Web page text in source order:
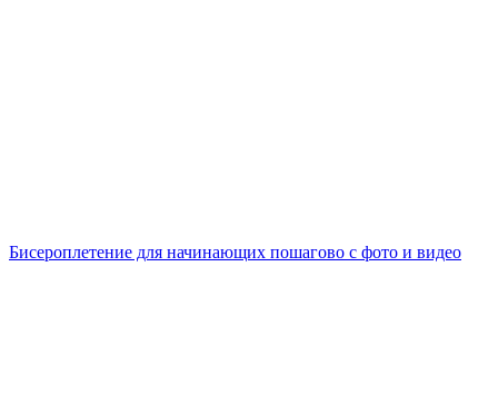
Бисероплетение для начинающих пошагово с фото и видео